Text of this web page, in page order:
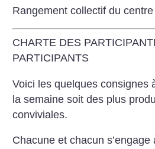
Rangement collectif du
CHARTE DES
PARTICIPANTS
Voici les quelques consignes
la semaine soit des plus
conviviales.
Chacune et chacun